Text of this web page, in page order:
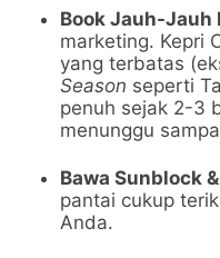
Book Jauh-Jauh
marketing. Kepri
yang terbatas
Season seperti
penuh sejak 2-3
menunggu
Bawa Sunblock
pantai cukup
Anda.